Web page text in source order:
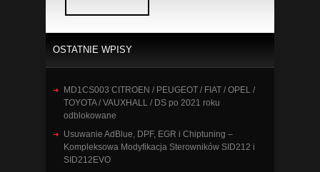
OSTATNIE WPISY
MD1CS003 CITROEN / PEUGEOT / FIAT / OPEL /
TOYOTA / VAUXHALL / DS po 2021 roku
odblokowane
Usuwanie AdBlue, DPF, EGR i Chiptuning –
Kompleksowa Modyfikacja Sterowników SID212 i
SID212EVO